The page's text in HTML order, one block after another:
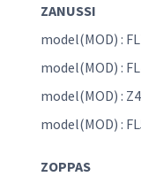
ZANUSSI
model(MOD) :
model(MOD) :
model(MOD) :
model(MOD) :
ZOPPAS